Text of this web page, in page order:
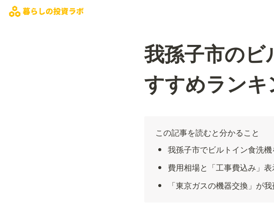
我孫子市のビ
すすめラン
この記事を読むと分かること
我孫子市でビルトイン食洗
費用相場と「工事費込み」
「東京ガスの機器交換」が